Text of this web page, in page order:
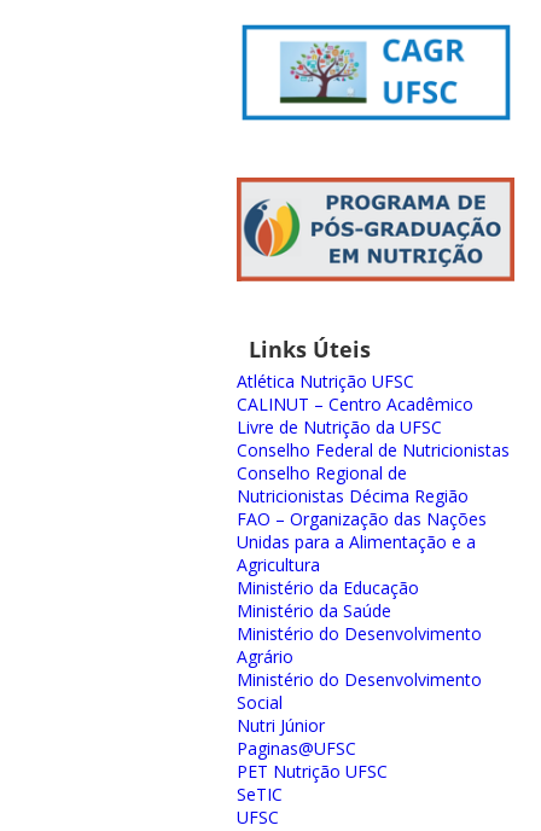
Links Úteis
Atlética Nutrição UFSC
CALINUT – Centro Acadêmico
Livre de Nutrição da UFSC
Conselho Federal de Nutricionistas
Conselho Regional de
Nutricionistas Décima Região
FAO – Organização das Nações
Unidas para a Alimentação e a
Agricultura
Ministério da Educação
Ministério da Saúde
Ministério do Desenvolvimento
Agrário
Ministério do Desenvolvimento
Social
Nutri Júnior
Paginas@UFSC
PET Nutrição UFSC
SeTIC
UFSC